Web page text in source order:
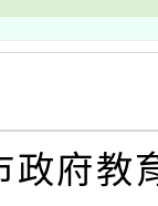
政府教